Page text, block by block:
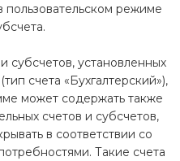
режиме
субсчетов, установленных
счета «Бухгалтерский»),
может содержать также
счетов и субсчетов,
в соответствии со
Такие счета